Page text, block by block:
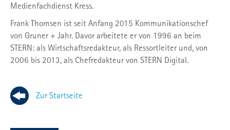
Medienfachdienst Kress.
Frank Thomsen ist seit Anfang 2015 Kommunikationschef
von Gruner + Jahr. Davor arbeitete er von 1996 an beim
STERN: als Wirtschaftsredakteur, als Ressortleiter und, von
2006 bis 2013, als Chefredakteur von STERN Digital.
Zur Startseite